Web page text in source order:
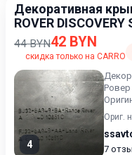
Декоративная
ROVER
44 BYN42 BYN
скидка только на CARRO
4
Ровер
Ориг.
7